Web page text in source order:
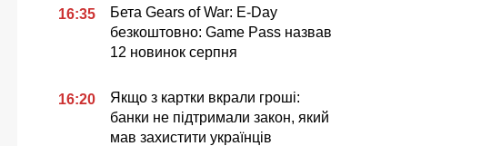
16:35
Бета Gears of War: E-Day
безкоштовно: Game Pass назвав
12 новинок серпня
16:20
Якщо з картки вкрали гроші:
банки не підтримали закон, який
мав захистити українців